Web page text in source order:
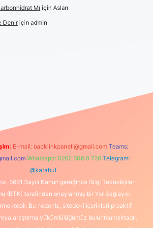
Mı için Aslan
Deniriçin admin
E-mail: backlinkpaneli@gmail.com Teams:
Whatsapp: 0262 606 0 726 Telegram:
@karabul
5651 Sayılı Kanun gereğince Bilgi Teknolojileri
(BTK) tarafından onaylanmış bir Yer Sağlayıcı
Bu nedenle, sitedeki içerikleri proaktif
araştırma yükümlülüğümüz bulunmamaktadır.